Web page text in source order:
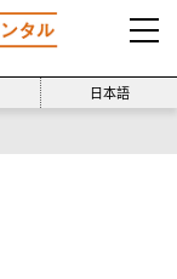
日本語